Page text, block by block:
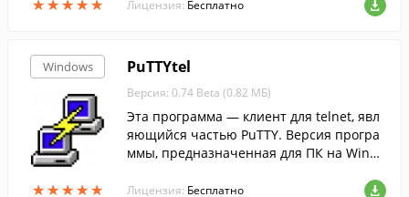
★★★★★
★★★★★
ледовательный порт.
Лицензия: Бесплатно
Windows
★★★★★
★★★★★
PuTTYtel
Версия: 0.74 Beta (0.82 МБ)
Эта программа — клиент для telnet, явл
яющийся частью PuTTY. Версия програ
ммы, предназначенная для ПК на Windo
Лицензия: Бесплатно